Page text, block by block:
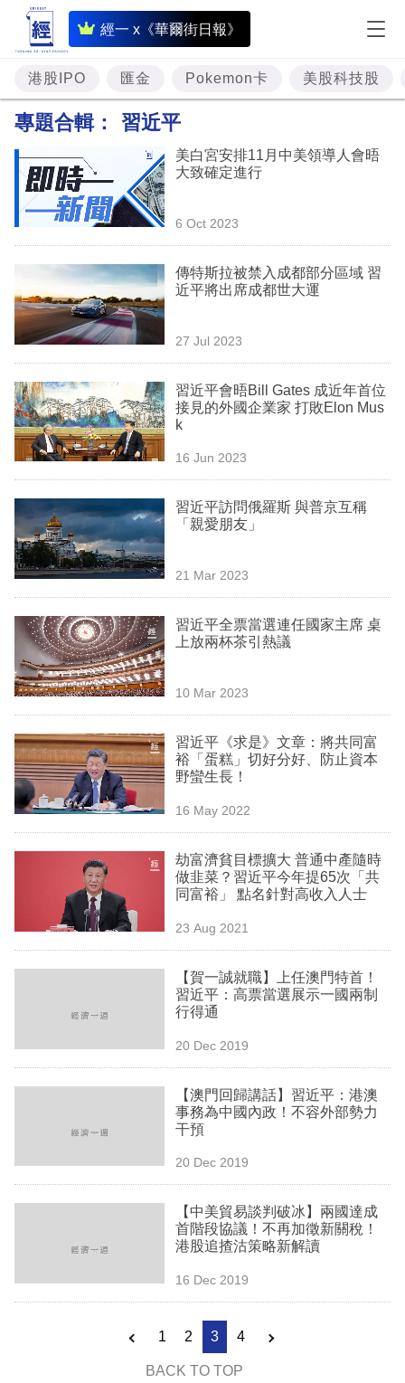
經一 x《華爾街日報》
即
時
財
經
投
資
樓
市
理
業
科
技
職
場
生
時
事
欄
訂
閱
區
港股IPO 匯金 Pokemon卡 美股科技股
專題合輯： 習近平
美白宮安排11月中美領導人會晤
大致確定進行
6 Oct 2023
傳特斯拉被禁入成都部分區域 習
近平將出席成都世大運
27 Jul 2023
習近平會晤Bill Gates 成近年首位
接見的外國企業家 打敗Elon Mus
k
16 Jun 2023
習近平訪問俄羅斯 與普京互稱
「親愛朋友」
21 Mar 2023
習近平全票當選連任國家主席 桌
上放兩杯茶引熱議
10 Mar 2023
習近平《求是》文章：將共同富
裕「蛋糕」切好分好、防止資本
野蠻生長！
16 May 2022
劫富濟貧目標擴大 普通中產隨時
做韭菜？習近平今年提65次「共
同富裕」 點名針對高收入人士
23 Aug 2021
【賀一誠就職】上任澳門特首！
習近平：高票當選展示一國兩制
行得通
20 Dec 2019
【澳門回歸講話】習近平：港澳
事務為中國內政！不容外部勢力
干預
20 Dec 2019
【中美貿易談判破冰】兩國達成
首階段協議！不再加徵新關稅！
港股追揸沽策略新解讀
16 Dec 2019
1 2 3 4
BACK TO TOP